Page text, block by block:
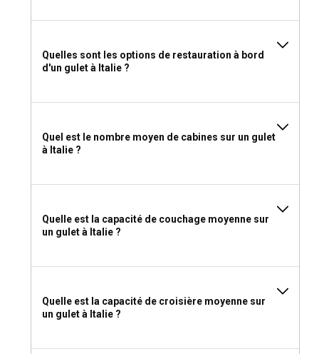
aux perspectives locales.
Quel permis ai-je besoin pour louer une goélette en
Si vous choisissez de louer une goélette en Italie sans
navigation internationalement reconnue accompagnée
d'une licence VHF.
Que dois-je emballer pour un charter de goélette en
Il est recommandé de voyager léger pour un charter de
goélette en Italie. Les essentiels incluent maillots de bain,
et des médicaments contre le mal de mer. N'oubliez pas
inoubliables !
Quelles sont les options de restauration à bord
d'un gulet à Italie ?
Quel est le nombre moyen de cabines sur un gulet
à Italie ?
Quelle est la capacité de couchage moyenne sur
un gulet à Italie ?
Quelle est la capacité de croisière moyenne sur
un gulet à Italie ?